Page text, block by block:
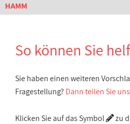
HAMM
So können Sie
Sie haben einen weiteren
Fragestellung? Dann teilen Sie
Klicken Sie auf das Symbol
zu